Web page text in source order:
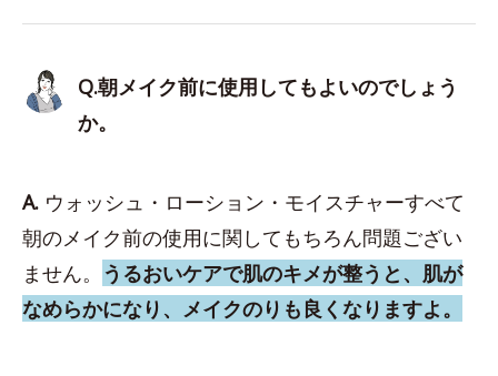
Q.朝メイク前に使用してもよいのでしょう
か。
A. ウォッシュ・ローション・モイスチャーすべて
朝のメイク前の使用に関してもちろん問題ござい
ません。
うるおいケアで肌のキメが整うと、肌が
なめらかになり、メイクのりも良くなりますよ。